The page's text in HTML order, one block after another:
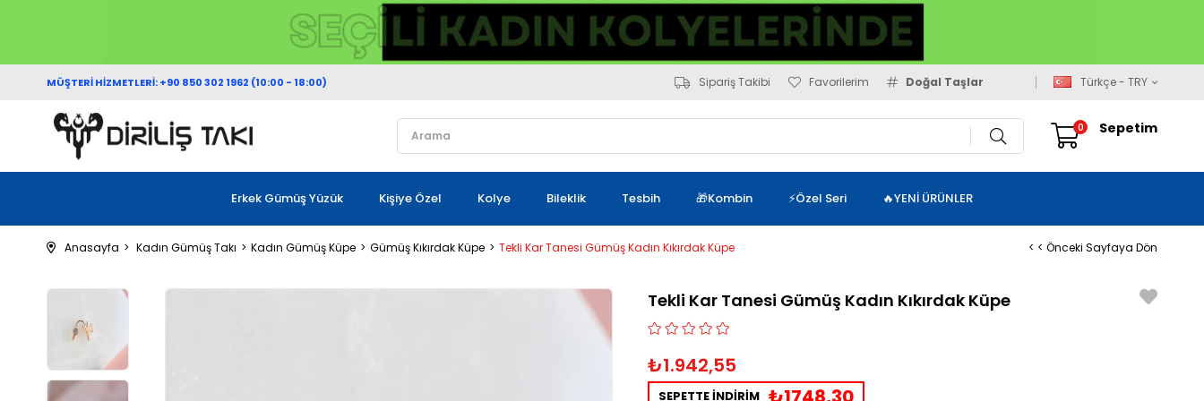
MÜŞTERİ HİZMETLERİ: +90 850 302 1962 (10:00 - 18:00) Sipariş Takibi Favorilerim Doğal Taşlar Türkçe - TRY
Sepetim
0
Erkek Gümüş Yüzük Kişiye Özel Kolye Bileklik Tesbih 🎁Kombin ⚡Özel Seri 🔥YENİ ÜRÜNLER
Anasayfa Kadın Gümüş Takı Kadın Gümüş Küpe Gümüş Kıkırdak Küpe Tekli Kar Tanesi Gümüş Kadın Kıkırdak Küpe < < Önceki Sayfaya Dön
Tekli Kar Tanesi Gümüş Kadın Kıkırdak Küpe
₺1.942,55
SEPETTE İNDİRİM